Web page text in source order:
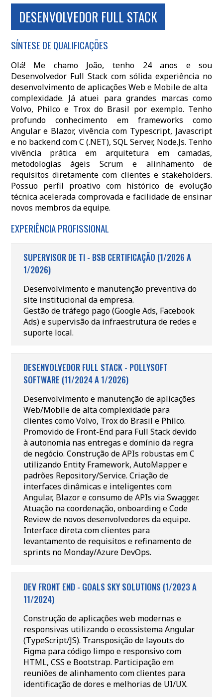
DESENVOLVEDOR FULL STACK
SÍNTESE DE QUALIFICAÇÕES
Olá! Me chamo João, tenho 24 anos e sou
Desenvolvedor Full Stack com sólida experiência no
desenvolvimento de aplicações Web e Mobile de alta
complexidade. Já atuei para grandes marcas como
Volvo, Philco e Trox do Brasil por exemplo. Tenho
profundo conhecimento em frameworks como
Angular e Blazor, vivência com Typescript, Javascript
e no backend com C (.NET), SQL Server, Node.Js. Tenho
vivência prática em arquitetura em camadas,
metodologias ágeis Scrum e alinhamento de
requisitos diretamente com clientes e stakeholders.
Possuo perfil proativo com histórico de evolução
técnica acelerada comprovada e facilidade de ensinar
novos membros da equipe.
EXPERIÊNCIA PROFISSIONAL
SUPERVISOR DE TI - BSB CERTIFICAÇÃO (1/2026 A
1/2026)
Desenvolvimento e manutenção preventiva do
site institucional da empresa.
Gestão de tráfego pago (Google Ads, Facebook
Ads) e supervisão da infraestrutura de redes e
suporte local.
DESENVOLVEDOR FULL STACK - POLLYSOFT
SOFTWARE (11/2024 A 1/2026)
Desenvolvimento e manutenção de aplicações
Web/Mobile de alta complexidade para
clientes como Volvo, Trox do Brasil e Philco.
Promovido de Front-End para Full Stack devido
à autonomia nas entregas e domínio da regra
de negócio. Construção de APIs robustas em C
utilizando Entity Framework, AutoMapper e
padrões Repository/Service. Criação de
interfaces dinâmicas e inteligentes com
Angular, Blazor e consumo de APIs via Swagger.
Atuação na coordenação, onboarding e Code
Review de novos desenvolvedores da equipe.
Interface direta com clientes para
levantamento de requisitos e refinamento de
sprints no Monday/Azure DevOps.
DEV FRONT END - GOALS SKY SOLUTIONS (1/2023 A
11/2024)
Construção de aplicações web modernas e
responsivas utilizando o ecossistema Angular
(TypeScript/JS). Transposição de layouts do
Figma para código limpo e responsivo com
HTML, CSS e Bootstrap. Participação em
reuniões de alinhamento com clientes para
identificação de dores e melhorias de UI/UX.